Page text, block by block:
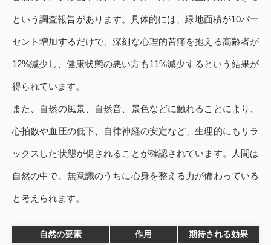
という調査報告があります。具体的には、緑地面積が10パー
セント増加するだけで、深刻な心理的苦痛を抱える高齢者が
12%減少し、健康状態の悪い方も11%減少するという結果が
得られています。
また、自然の風景、自然音、景色などに触れることにより、
心拍数や血圧の低下、自律神経の安定など、生理的にもリラ
ックスした状態が促されることが確認されています。人間は
自然の中で、無意識のうちに心身を整える力が備わっている
と考えられます。
自然の要素 作用 期待される効果